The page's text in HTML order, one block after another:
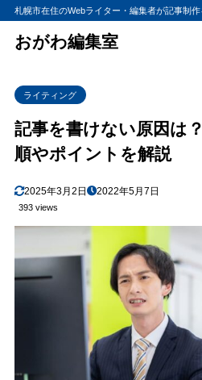
札幌市在住のWebライター・編集者が記事制作
おがわ編集室
ライティング
記事を書けない原因は
順やポイントを解説
2025年3月2日 2022年5月7日
393 views